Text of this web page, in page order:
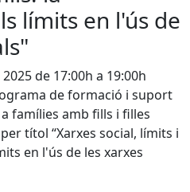
límits en l'ús de
de 17:00h a 19:00h
de formació i suport
famílies amb fills i filles
títol “Xarxes social, límits i
en l'ús de les xarxes